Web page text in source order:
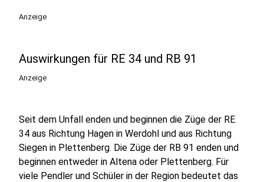
Anzeige
Auswirkungen für RE 34 und RB 91
Anzeige
Seit dem Unfall enden und beginnen die Züge der RE
34 aus Richtung Hagen in Werdohl und aus Richtung
Siegen in Plettenberg. Die Züge der RB 91 enden und
beginnen entweder in Altena oder Plettenberg. Für
viele Pendler und Schüler in der Region bedeutet das